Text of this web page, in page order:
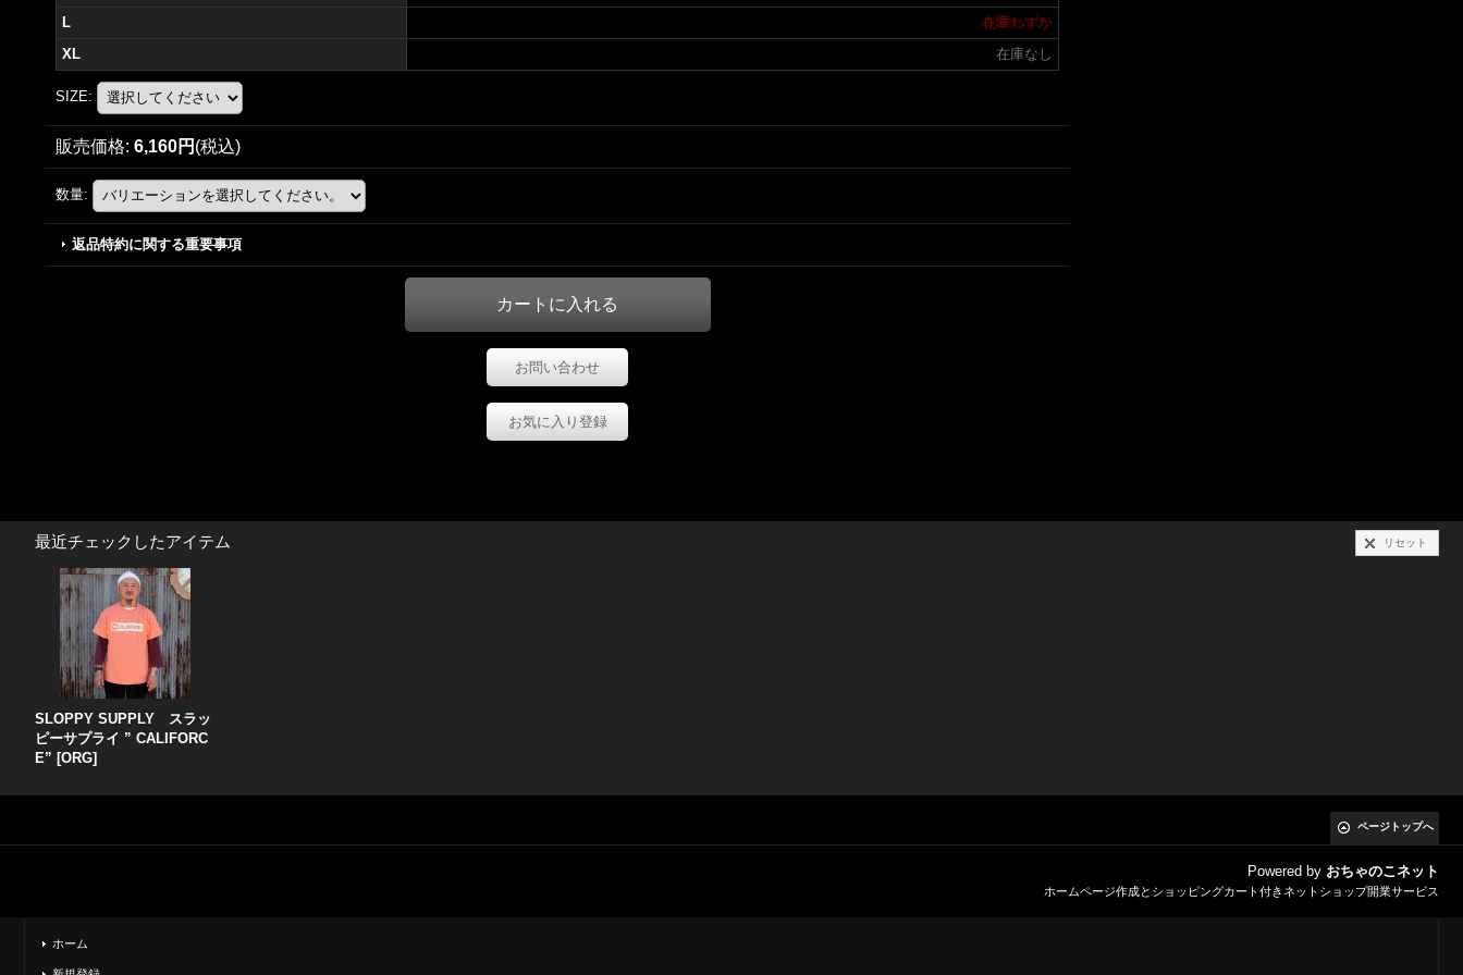
L
在庫わずか
XL
在庫なし
SIZE:
販売価格: 6,160円 (税込)
数量:
返品特約に関する重要事項
お問い合わせ
お気に入り登録
最近チェックしたアイテム リセット
SLOPPY SUPPLY スラッ
ピーサプライ ” CALIFORC
E” [ORG]
ページトップへ
Powered by おちゃのこネット
ホームページ作成とショッピングカート付きネットショップ開業サービス
ホーム